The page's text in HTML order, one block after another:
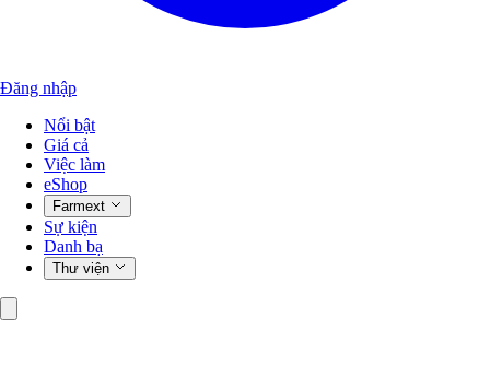
Đăng nhập
Nổi bật
Giá cả
Việc làm
eShop
Farmext
Sự kiện
Danh bạ
Thư viện